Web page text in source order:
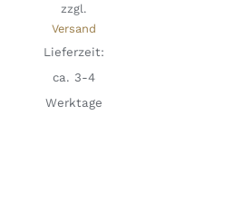
zzgl.
Versand
Lieferzeit:
ca. 3-4
Werktage